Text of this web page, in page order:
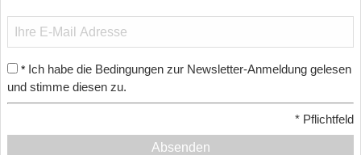
* Ich habe die Bedingungen zur Newsletter-Anmeldung gelesen
und stimme diesen zu.
* Pflichtfeld
Absenden